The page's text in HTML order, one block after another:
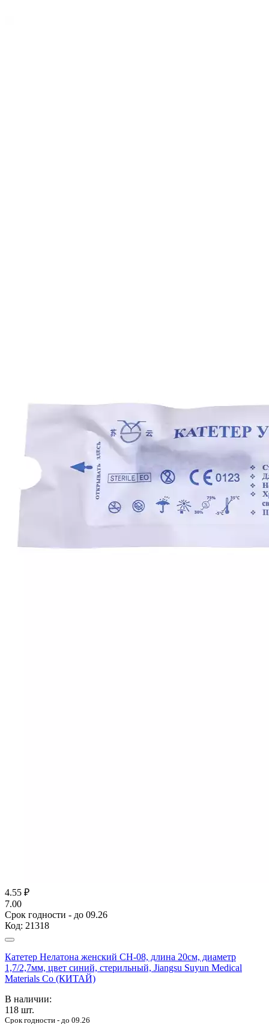
4.55 ₽
7.00
Срок годности - до 09.26
Код: 21318
Катетер Нелатона женский CH-08, длина 20см, диаметр
1,7/2,7мм, цвет синий, стерильный, Jiangsu Suyun Medical
Materials Co (КИТАЙ)
В наличии:
118 шт.
Срок годности - до 09.26